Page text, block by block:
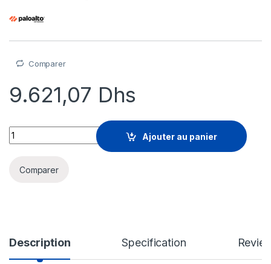
Comparer
9.621,07 Dhs
Palo Alto Networks Software-Defined Wide Area
Ajouter au panier
Comparer
Description Specification